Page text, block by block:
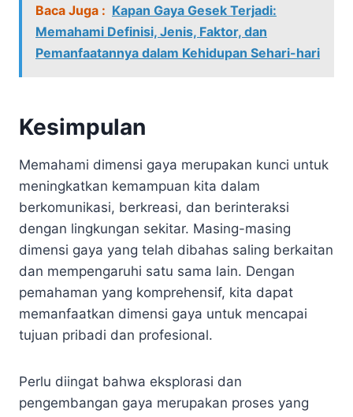
Baca Juga : Kapan Gaya Gesek Terjadi:
Memahami Definisi, Jenis, Faktor, dan
Pemanfaatannya dalam Kehidupan Sehari-hari
Kesimpulan
Memahami dimensi gaya merupakan kunci untuk
meningkatkan kemampuan kita dalam
berkomunikasi, berkreasi, dan berinteraksi
dengan lingkungan sekitar. Masing-masing
dimensi gaya yang telah dibahas saling berkaitan
dan mempengaruhi satu sama lain. Dengan
pemahaman yang komprehensif, kita dapat
memanfaatkan dimensi gaya untuk mencapai
tujuan pribadi dan profesional.
Perlu diingat bahwa eksplorasi dan
pengembangan gaya merupakan proses yang